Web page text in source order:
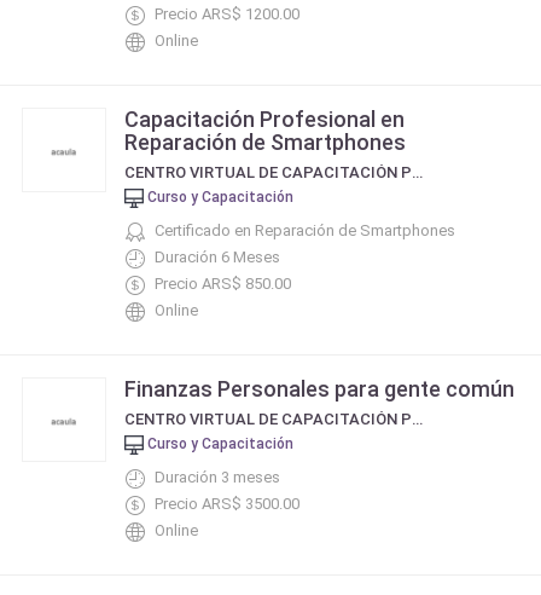
Precio ARS$ 1200.00
Online
Capacitación Profesional en
Reparación de Smartphones
CENTRO VIRTUAL DE CAPACITACIÓN PROFESIONAL
Curso y Capacitación
Certificado en Reparación de Smartphones
Duración 6 Meses
Precio ARS$ 850.00
Online
Finanzas Personales para gente común
CENTRO VIRTUAL DE CAPACITACIÓN PROFESIONAL
Curso y Capacitación
Duración 3 meses
Precio ARS$ 3500.00
Online